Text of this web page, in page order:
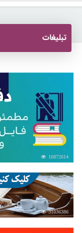
تبلیغات
16872614
31036386